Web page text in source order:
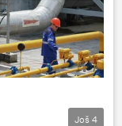
Još 4